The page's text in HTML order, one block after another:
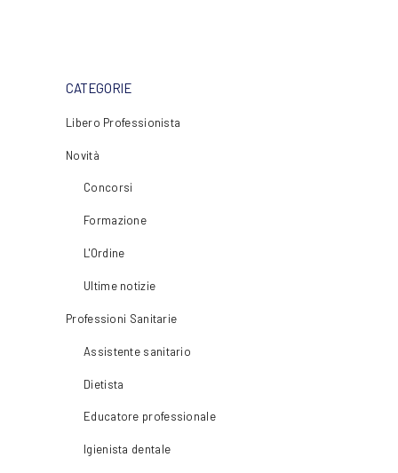
CATEGORIE
Libero Professionista
Novità
Concorsi
Formazione
L'Ordine
Ultime notizie
Professioni Sanitarie
Assistente sanitario
Dietista
Educatore professionale
Igienista dentale